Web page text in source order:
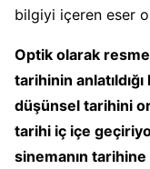
bilgiyi içeren eser
Optik olarak
tarihinin
düşünsel tarihini
tarihi iç içe
sinemanın